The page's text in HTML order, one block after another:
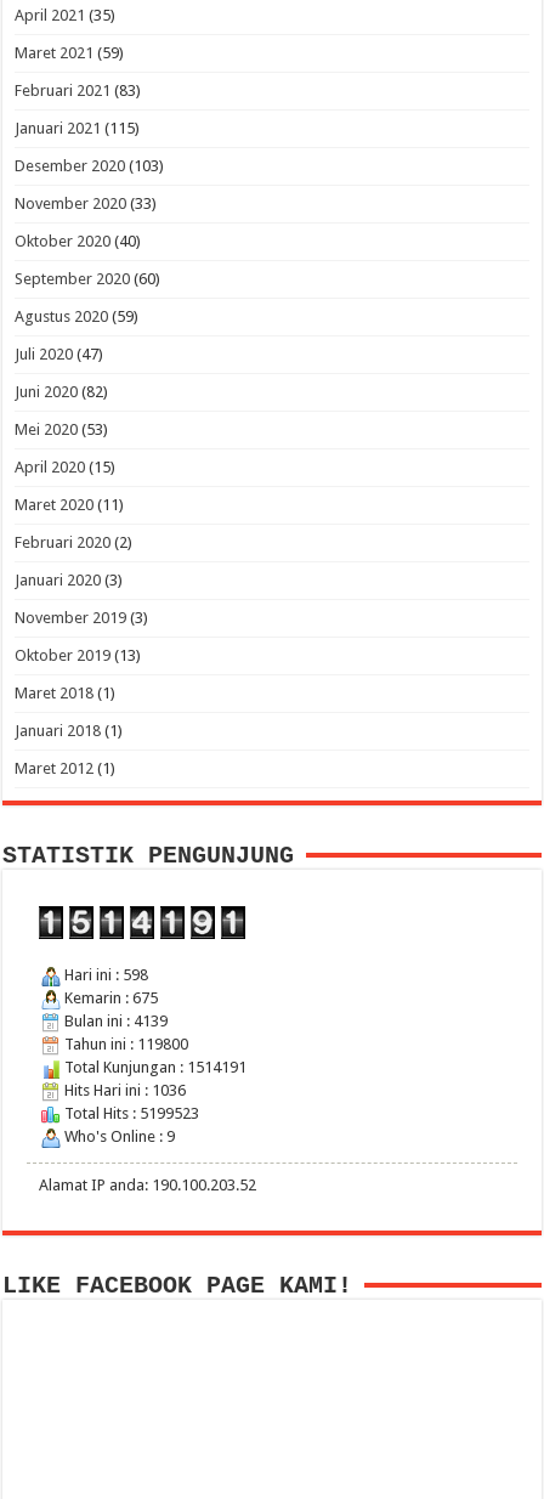
April 2021 (35)
Maret 2021 (59)
Februari 2021 (83)
Januari 2021 (115)
Desember 2020 (103)
November 2020 (33)
Oktober 2020 (40)
September 2020 (60)
Agustus 2020 (59)
Juli 2020 (47)
Juni 2020 (82)
Mei 2020 (53)
April 2020 (15)
Maret 2020 (11)
Februari 2020 (2)
Januari 2020 (3)
November 2019 (3)
Oktober 2019 (13)
Maret 2018 (1)
Januari 2018 (1)
Maret 2012 (1)
STATISTIK PENGUNJUNG
Hari ini : 598
Kemarin : 675
Bulan ini : 4139
Tahun ini : 119800
Total Kunjungan : 1514191
Hits Hari ini : 1036
Total Hits : 5199523
Who's Online : 9
Alamat IP anda: 190.100.203.52
LIKE FACEBOOK PAGE KAMI!